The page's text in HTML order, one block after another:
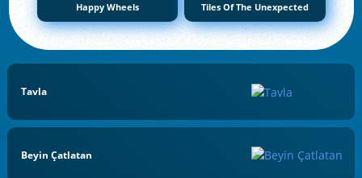
Happy Wheels Tiles Of The Unexpected
Tavla
Beyin Çatlatan